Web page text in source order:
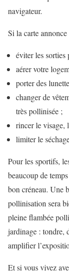
navigateur.
Si la carte
éviter les sorties
aérer votre
porter des
changer de
très pollinisée ;
rincer le visage,
limiter le
Pour les sportifs,
beaucoup de
bon créneau. Une
pollinisation sera
pleine flambée
jardinage : tondre,
amplifier
Et si vous vivez